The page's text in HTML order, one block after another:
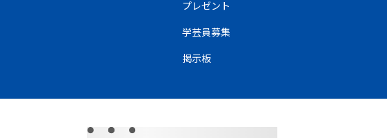
プレゼント
学芸員募集
掲示板